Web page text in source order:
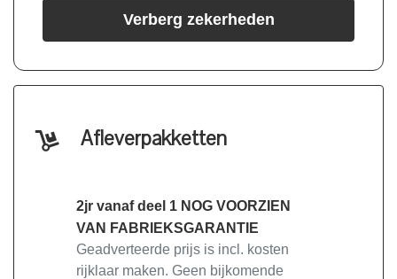
Verberg zekerheden
Afleverpakketten
2jr vanaf deel 1 NOG VOORZIEN
VAN FABRIEKSGARANTIE
Geadverteerde prijs is incl. kosten
rijklaar maken. Geen bijkomende